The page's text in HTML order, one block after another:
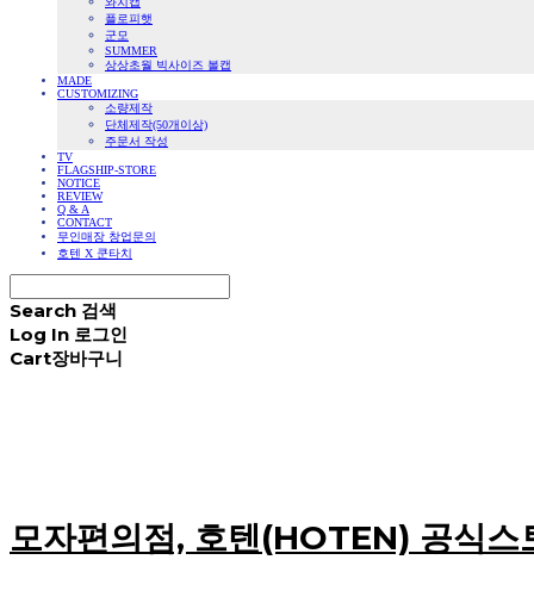
플로피햇
군모
SUMMER
상상초월 빅사이즈 볼캡
MADE
CUSTOMIZING
소량제작
단체제작(50개이상)
주문서 작성
TV
FLAGSHIP-STORE
NOTICE
REVIEW
Q & A
CONTACT
무인매장 창업문의
호텐 X 쿤타치
Search 검색
Log In 로그인
Cart장바구니
모자편의점, 호텐(HOTEN) 공식스